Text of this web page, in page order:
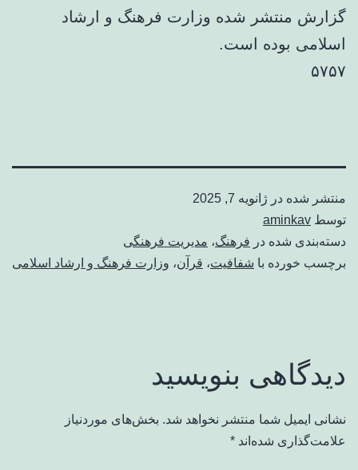
گزارش منتشر شده وزارت فرهنگ و ارشاد
اسلامی بوده است.
۵۷۵۷
منتشر شده در ژانویه 7, 2025
توسط aminkav
دسته‌بندی شده در فرهنگ، مدیریت فرهنگی
برچسب خورده با شفافیت، قرآن، وزارت فرهنگ و ارشاد اسلامی
دیدگاهی بنویسید
نشانی ایمیل شما منتشر نخواهد شد. بخش‌های موردنیاز
علامت‌گذاری شده‌اند *